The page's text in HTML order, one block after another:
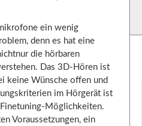
ein wenig
denn es hat eine
die hörbaren
Das 3D-Hören ist
keine Wünsche offen und
im Hörgerät ist
Finetuning-Möglichkeiten.
Voraussetzungen, ein